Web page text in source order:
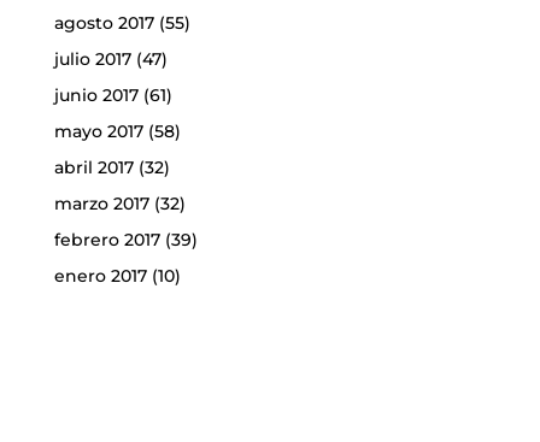
agosto 2017(55)
julio 2017(47)
junio 2017(61)
mayo 2017(58)
abril 2017(32)
marzo 2017(32)
febrero 2017(39)
enero 2017(10)